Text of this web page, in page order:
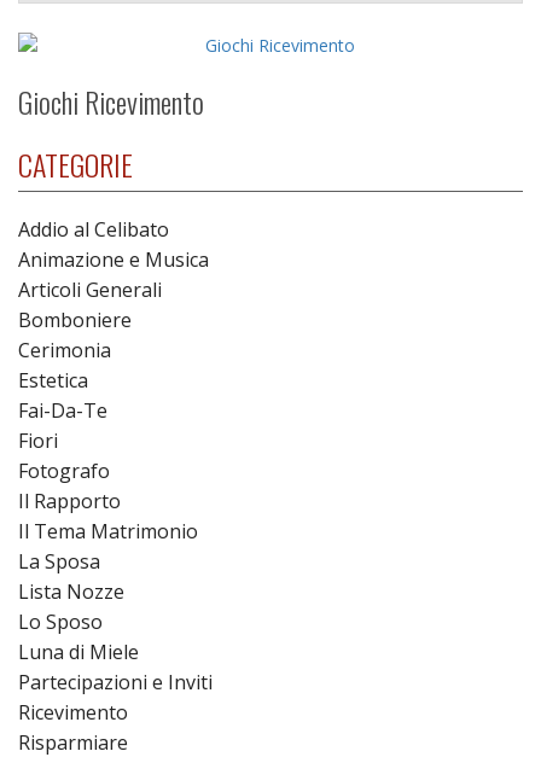
Giochi Ricevimento
CATEGORIE
Addio al Celibato
Animazione e Musica
Articoli Generali
Bomboniere
Cerimonia
Estetica
Fai-Da-Te
Fiori
Fotografo
Il Rapporto
Il Tema Matrimonio
La Sposa
Lista Nozze
Lo Sposo
Luna di Miele
Partecipazioni e Inviti
Ricevimento
Risparmiare